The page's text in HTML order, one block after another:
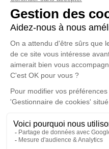
Réseaux sociaux
Liens utiles
Publier un avis de décès
Signaler un abus/une erreur
Consultez nos offres
Politique de traitement des